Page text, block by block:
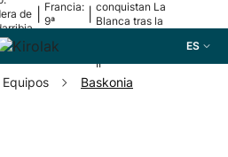
de
Francia:
9ª
conquistan La
Blanca tras la
II
ES
Equipos Baskonia